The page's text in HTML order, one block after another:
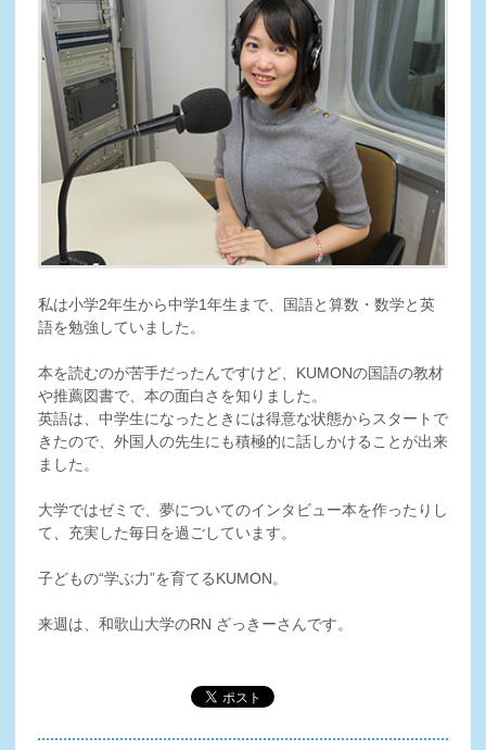
私は小学2年生から中学1年生まで、国語と算数・数学と英
語を勉強していました。
本を読むのが苦手だったんですけど、KUMONの国語の教材
や推薦図書で、本の面白さを知りました。
英語は、中学生になったときには得意な状態からスタートで
きたので、外国人の先生にも積極的に話しかけることが出来
ました。
大学ではゼミで、夢についてのインタビュー本を作ったりし
て、充実した毎日を過ごしています。
子どもの“学ぶ力”を育てるKUMON。
来週は、和歌山大学のRN ざっきーさんです。